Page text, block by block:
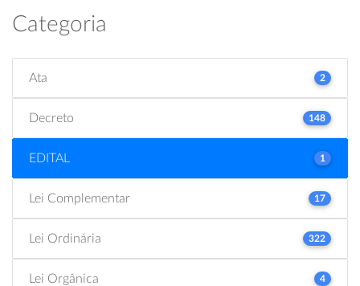
Categoria
Ata 2
Decreto 148
EDITAL 1
Lei Complementar 17
Lei Ordinária 322
Lei Orgânica 4